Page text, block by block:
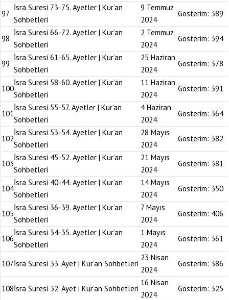
97
İsra Suresi 73-75. Ayetler | Kur’an
Sohbetleri
9 Temmuz
2024
Gösterim: 389
98
İsra Suresi 66-72. Ayetler | Kur’an
Sohbetleri
2 Temmuz
2024
Gösterim: 394
99
İsra Suresi 61-65. Ayetler | Kur’an
Sohbetleri
25 Haziran
2024
Gösterim: 378
100
İsra Suresi 58-60. Ayetler | Kur’an
Sohbetleri
11 Haziran
2024
Gösterim: 391
101
İsra Suresi 55-57. Ayetler | Kur’an
Sohbetleri
4 Haziran
2024
Gösterim: 364
102
İsra Suresi 53-54. Ayetler | Kur’an
Sohbetleri
28 Mayıs
2024
Gösterim: 382
103
İsra Suresi 45-52. Ayetler | Kur’an
Sohbetleri
21 Mayıs
2024
Gösterim: 381
104
İsra Suresi 40-44. Ayetler | Kur’an
Sohbetleri
14 Mayıs
2024
Gösterim: 350
105
İsra Suresi 36-39. Ayetler | Kur’an
Sohbetleri
7 Mayıs
2024
Gösterim: 406
106
İsra Suresi 34-35. Ayetler | Kur’an
Sohbetleri
1 Mayıs
2024
Gösterim: 361
107İsra Suresi 33. Ayet | Kur’an Sohbetleri
23 Nisan
2024
Gösterim: 386
108İsra Suresi 32. Ayet | Kur’an Sohbetleri
16 Nisan
2024
Gösterim: 325